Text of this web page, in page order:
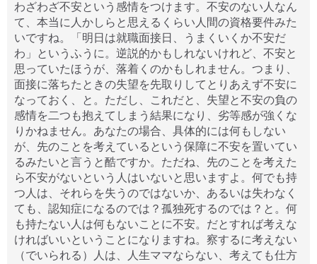
わざわざ不安という感情をつけます。不安のない人なん
て、本当に人かしらと思えるくらい人間の資格要件みた
いですね。「明日は就職面接日、うまくいくか不安だ
わ」というふうに。逆説的かもしれないけれど、不安と
思っていたほうが、落着くのかもしれません。つまり、
面接に落ちたときの失望を先取りしてとりあえず不安に
なっておく、と。ただし、これだと、失望と不安の負の
感情を二つも抱えてしまう結果になり、劣等感が強くな
りかねません。あなたの場合、具体的には何もしない
が、先のことを考えているという保障に不安を置いてい
るみたいと言うと酷ですか。ただね、先のことを考えた
ら不安がないという人はいないと思いますよ。何でも持
つ人は、それらを失うのではないか、あるいは失わなく
ても、認知症になるのでは？孤独死するのでは？と。何
も持たない人は何もないことに不安。だとすれば考えな
ければいいということになりますね。察するに考えない
（でいられる）人は、人生ママならない、考えても仕方